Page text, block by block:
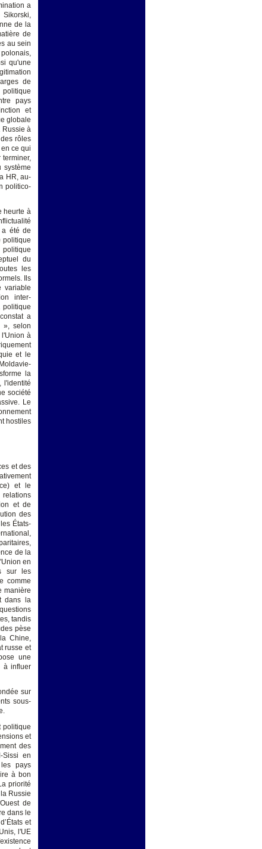
a
de la
de
au sein
qu'une
de
pays
et
globale
à
rôles
ce qui
système
HR, au-
politico-
heurte à
a été de
politique
du
les
Ils
variable
inter-
politique
a
», selon
l'Union à
et le
la
l'identité
société
Le
hostiles
et des
et le
et de
des
États-
de la
en
sur les
comme
manière
dans la
tandis
pèse
Chine,
russe et
une
à influer
sur
sous-
politique
et
des
Sissi en
pays
à bon
priorité
Russie
de
dans le
et
l'UE